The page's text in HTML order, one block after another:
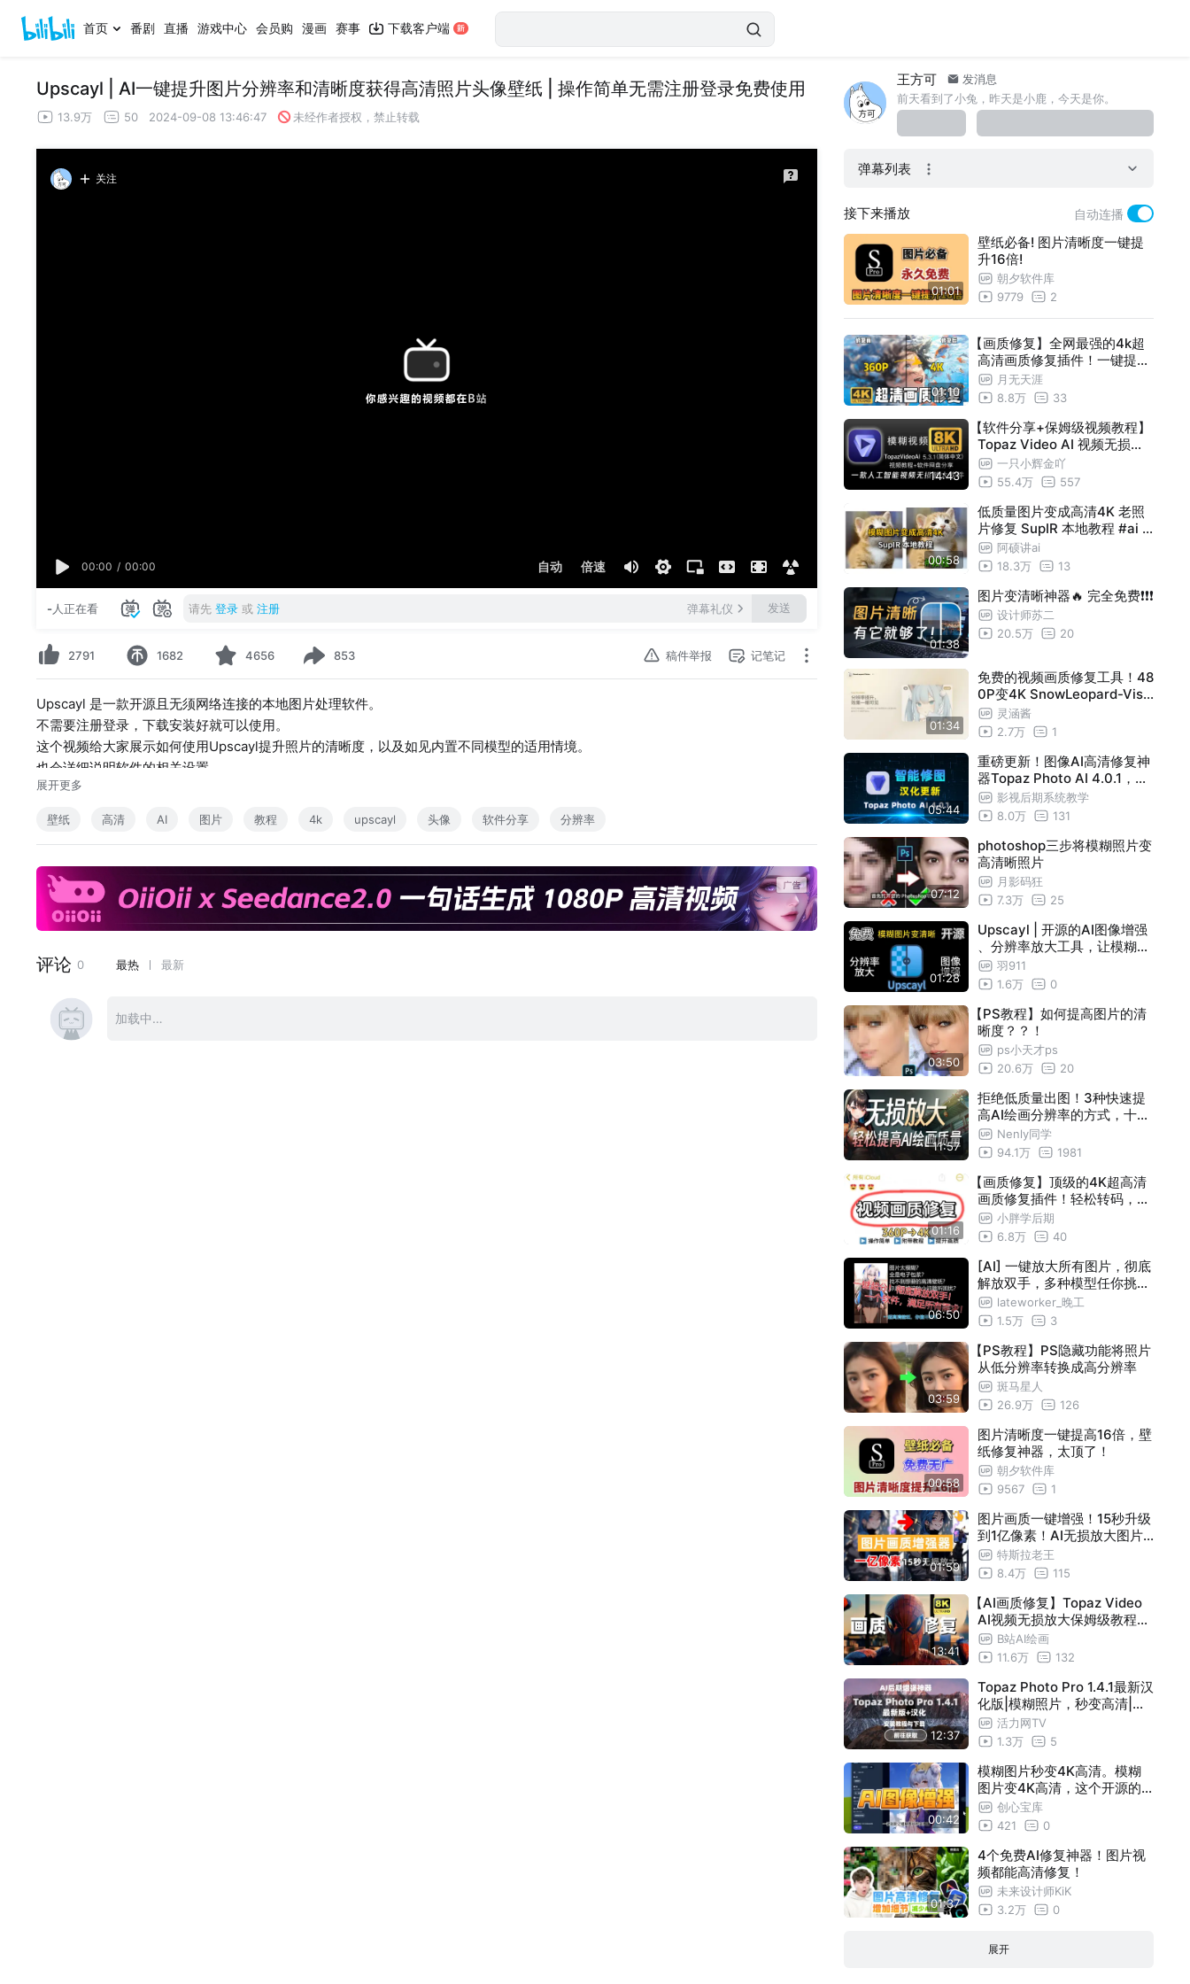
首页 番剧 直播 游戏中心 会员购 漫画 赛事 下载客户端
Upscayl | AI一键提升图片分辨率和清晰度获得高清照片头像壁纸 | 操作简单无需注册登录免费使用
13.9万 50 2024-09-08 13:46:47 未经作者授权，禁止转载
关注
00:00 / 00:00 自动 倍速
-人正在看 请先 登录 或 注册 弹幕礼仪 发送
2791 1682 4656 853 稿件举报 记笔记
Upscayl 是一款开源且无须网络连接的本地图片处理软件。
不需要注册登录，下载安装好就可以使用。
这个视频给大家展示如何使用Upscayl提升照片的清晰度，以及如见内置不同模型的适用情境。
也会详细说明软件的相关设置。
如果视频对你有帮助，请记得点赞、收藏、订阅，并在评论区分享你的看法和问题！谢谢大家的支持！
Upscayl官网：https://upscayl.org
展开更多
壁纸 高清 AI 图片 教程 4k upscayl 头像 软件分享 分辨率
王方可
发消息
前天看到了小兔，昨天是小鹿，今天是你。
弹幕列表
接下来播放 自动连播
01:01
壁纸必备! 图片清晰度一键提
升16倍!
朝夕软件库
9779
2
01:10
【画质修复】全网最强的4k超
高清画质修复插件！一键提升
视频清晰度，想要啥画质就有
啥画质！再也不用担心马赛克
月无天涯
8.8万
33
14:43
【软件分享+保姆级视频教程】
Topaz Video AI 视频无损放
大全网最全教程【手把手教你
安装使用 附软件汉化版网盘分
一只小辉金吖
55.4万
557
00:58
低质量图片变成高清4K 老照
片修复 SupIR 本地教程 #ai #
ai绘画阿硕讲ai
18.3万
13
01:38
图片变清晰神器🔥 完全免费❗️❗️❗️
设计师苏二
20.5万
20
01:34
免费的视频画质修复工具！48
0P变4K SnowLeopard-Visi
on AI超分 补帧 分辨率画质一
键提升
灵涵酱
2.7万
1
05:44
重磅更新！图像AI高清修复神
器Topaz Photo AI 4.0.1，快
速模糊图片变清晰工具，彻底
解决图片质量问题
影视后期系统教学
8.0万
131
07:12
photoshop三步将模糊照片变
高清晰照片
月影码狂
7.3万
25
01:28
Upscayl | 开源的AI图像增强
、分辨率放大工具，让模糊图
片变得清晰
羽911
1.6万
0
03:50
【PS教程】如何提高图片的清
晰度？？！
ps小天才ps
20.6万
20
11:57
拒绝低质量出图！3种快速提
高AI绘画分辨率的方式，十分
钟讲完！| StableDiffusion
WebUI 保姆级攻略·高清修复
Nenly同学
94.1万
1981
01:16
【画质修复】顶级的4K超高清
画质修复插件！轻松转码，想
要啥画质就有啥画质！再也不
用担心马赛克啦~
小胖学后期
6.8万
40
06:50
[AI] 一键放大所有图片，彻底
解放双手，多种模型任你挑选
！来看看超好用的图片超分工
具箱lassxToolkit！
lateworker_晚工
1.5万
3
03:59
【PS教程】PS隐藏功能将照片
从低分辨率转换成高分辨率
斑马星人
26.9万
126
00:58
图片清晰度一键提高16倍，壁
纸修复神器，太顶了！
朝夕软件库
9567
1
01:59
图片画质一键增强！15秒升级
到1亿像素！AI无损放大图片
！ 特斯拉老王
8.4万
115
13:41
【AI画质修复】Topaz Video
AI视频无损放大保姆级教程【
手把手教你安装使用 附软件汉
化版网盘分享 4K60帧高清修
B站AI绘画
11.6万
132
12:37
Topaz Photo Pro 1.4.1最新汉
化版|模糊照片，秒变高清|放
大、增强、降噪|安装包自取
见评论区
活力网TV
1.3万
5
00:42
模糊图片秒变4K高清。模糊
图片变4K高清，这个开源的A
I图像增强就能做到。
创心宝库
421
0
01:37
4个免费AI修复神器！图片视
频都能高清修复！
未来设计师KiK
3.2万
0
展开